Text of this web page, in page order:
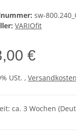
sw-
VARIOfit
€
USt. ,
ca. 3 Wochen